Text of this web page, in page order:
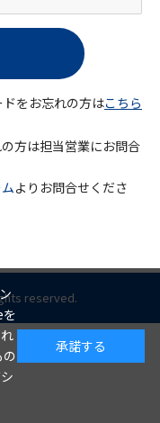
ドをお忘れの方はこちら
方は担当営業にお問合
よりお問合せくださ
reserved.
承諾する